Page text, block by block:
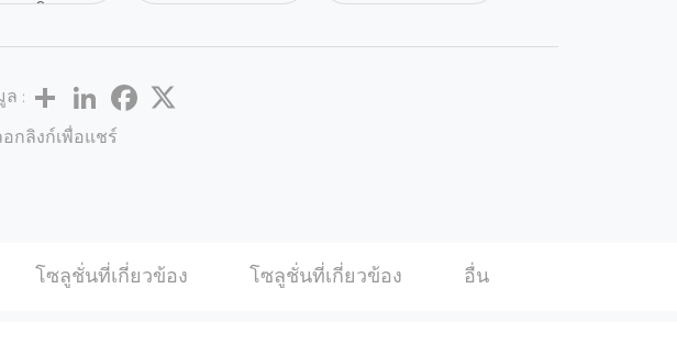
ฝุ่นได้เป็นเวลานาน ด้วยความทนทานต่อแรงดันไฟฟ้าอินพุต 10%
ด้วยช่วงอุณหภูมิในการทํางานตั้งแต่ -30°C ถึง 60°C กล้องจึงสามารถ
ล :
Share LinkedInFacebook
กลิงก์เพื่อแชร์
โซลูชั่นที่เกี่ยวข้อง โซลูชั่นที่เกี่ยวข้อง อื่น